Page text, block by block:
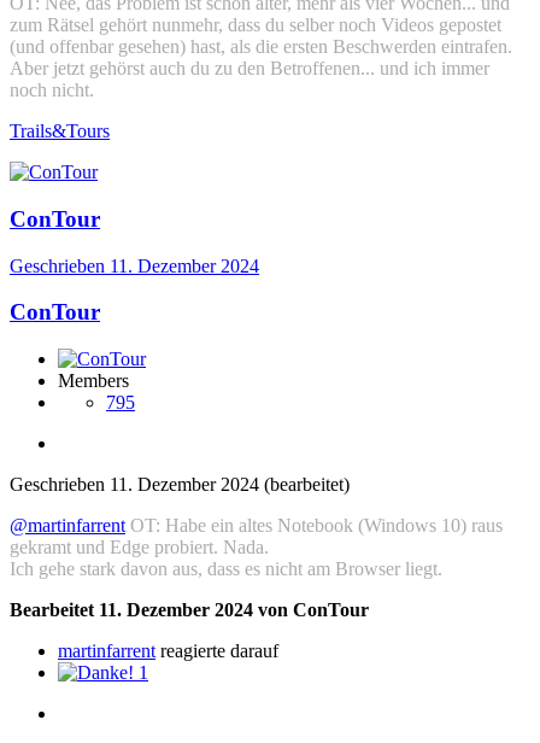
zum Rätsel gehört nunmehr, dass du selber noch Videos gepostet
(und offenbar gesehen) hast, als die ersten Beschwerden eintrafen.
Aber jetzt gehörst auch du zu den Betroffenen... und ich immer
noch nicht.
Trails&Tours
ConTour
Geschrieben 11. Dezember 2024
ConTour
Members
795
Geschrieben 11. Dezember 2024 (bearbeitet)
@martinfarrent OT: Habe ein altes Notebook (Windows 10) raus
gekramt und Edge probiert. Nada.
Ich gehe stark davon aus, dass es nicht am Browser liegt.
Bearbeitet 11. Dezember 2024 von ConTour
martinfarrent reagierte darauf
1